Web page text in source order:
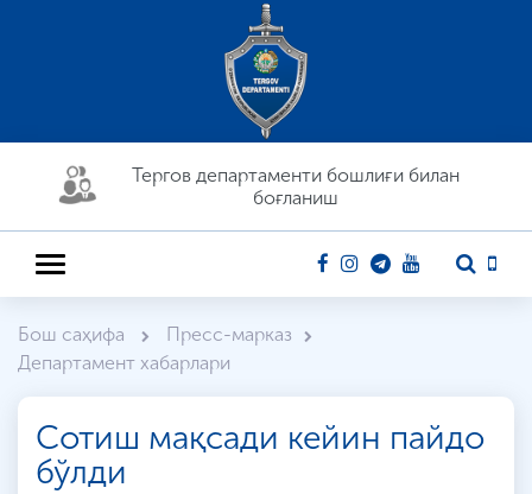
Тергов департaменти бошлиғи билан
боғланиш
Бош саҳифа
Пресс-марказ
Департамент хабарлари
Сотиш мақсади кейин пайдо
бўлди